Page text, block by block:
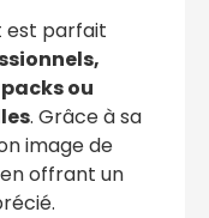
est parfait
ou
. Grâce à sa
image de
offrant un